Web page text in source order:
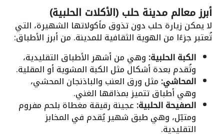
أبرز معالم مدينة حلب (الأكلات الحلبية)
لا يمكن زيارة حلب دون تذوق مأكولاتها الشهيرة، التي
تُعتبر جزءًا من الهوية الثقافية للمدينة. من أبرز الأطباق:
الكبة الحلبية: وهي من أشهر الأطباق التقليدية،
وتُقدم بعدة أشكال مثل الكبة المشوية أو المقلية.
المحاشي: مثل ورق العنب والباذنجان المحشي،
وهي أطباق تتميز بمذاقها الغني.
الصفيحة الحلبية: عجينة رقيقة مغطاة بلحم مفروم
ومتبّل، وهي طبق شهير يُقدم في المخابز
التقليدية.